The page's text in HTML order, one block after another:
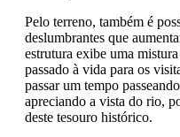
Pelo terreno, também é
deslumbrantes que
estrutura exibe uma
passado à vida para os
passar um tempo
apreciando a vista do rio,
deste tesouro histórico.